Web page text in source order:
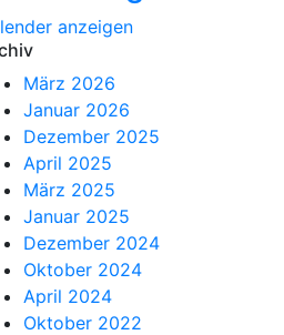
anzeigen
März 2026
Januar 2026
Dezember 2025
April 2025
März 2025
Januar 2025
Dezember 2024
Oktober 2024
April 2024
Oktober 2022